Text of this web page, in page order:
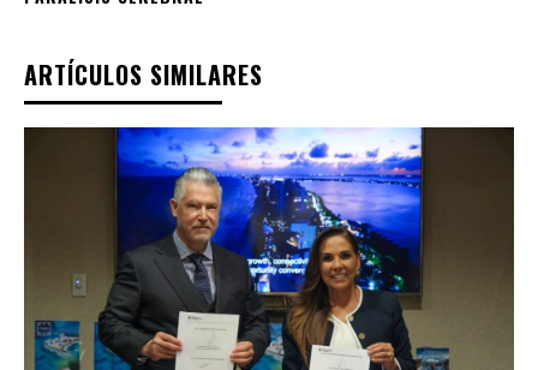
ARTÍCULOS SIMILARES